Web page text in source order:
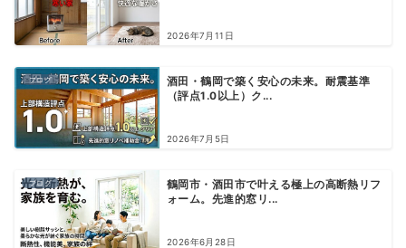
2026年7月11日
ブログ
酒田・鶴岡で築く安心の未来。耐震基準
（評点1.0以上）ク...
2026年7月5日
ブログ
鶴岡市・酒田市で叶える極上の高断熱リフ
ォーム。先進的窓リ...
2026年6月28日